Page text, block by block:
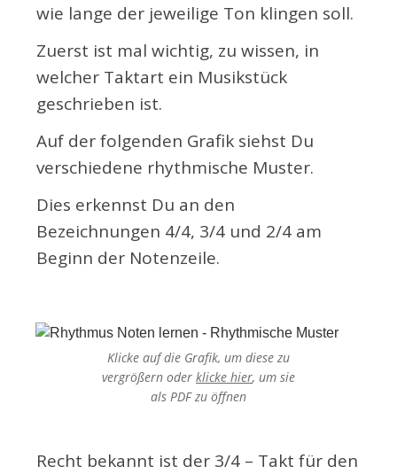
wie lange der jeweilige Ton klingen soll.
Zuerst ist mal wichtig, zu wissen, in
welcher Taktart ein Musikstück
geschrieben ist.
Auf der folgenden Grafik siehst Du
verschiedene rhythmische Muster.
Dies erkennst Du an den
Bezeichnungen 4/4, 3/4 und 2/4 am
Beginn der Notenzeile.
Klicke auf die Grafik, um diese zu
vergrößern oder klicke hier, um sie
als PDFzu öffnen
Recht bekannt ist der 3/4 – Takt für den